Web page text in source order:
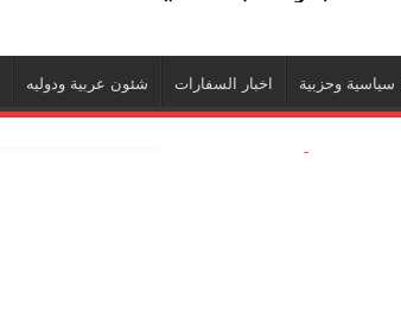
وحزبية اخبار السفارات شئون عربية ودوليه